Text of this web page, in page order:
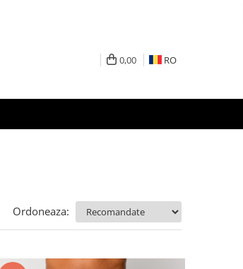
0,00 RO
Ordoneaza: